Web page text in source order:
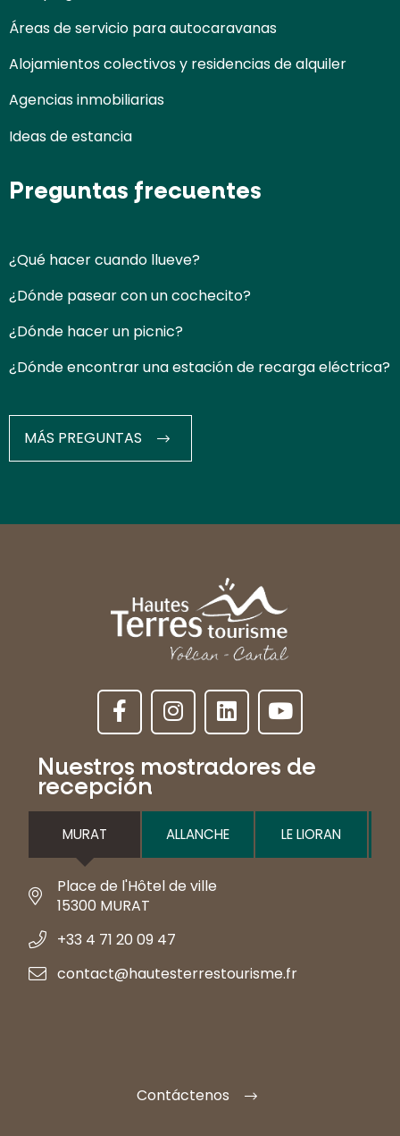
Áreas de servicio para autocaravanas
Alojamientos colectivos y residencias de alquiler
Agencias inmobiliarias
Ideas de estancia
Preguntas frecuentes
¿Qué hacer cuando llueve?
¿Dónde pasear con un cochecito?
¿Dónde hacer un picnic?
¿Dónde encontrar una estación de recarga eléctrica?
MÁS PREGUNTAS
Nuestros mostradores de
recepción
MURAT ALLANCHE LE LIORAN
Place de l'Hôtel de ville
15300 MURAT
+33 4 71 20 09 47
contact@hautesterrestourisme.fr
Contáctenos